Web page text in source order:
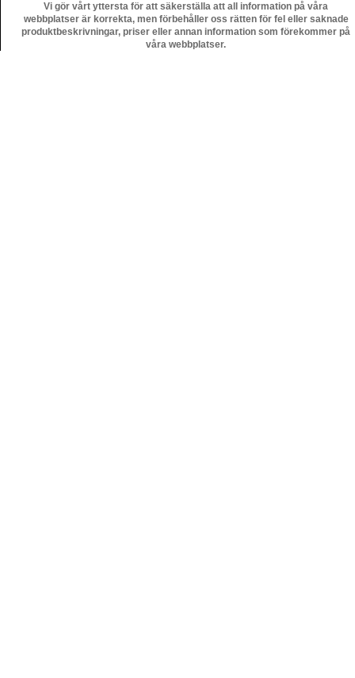
Vi gör vårt yttersta för att säkerställa att all information på våra
webbplatser är korrekta, men förbehåller oss rätten för fel eller saknade
produktbeskrivningar, priser eller annan information som förekommer på
våra webbplatser.